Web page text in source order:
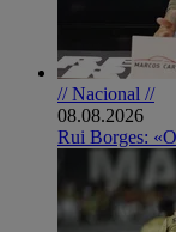
// Nacional //
08.08.2026
Rui Borges: